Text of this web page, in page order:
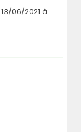
06/2021 à